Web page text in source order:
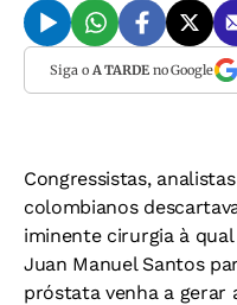
Siga o A TARDEno Google
Congressistas,
colombianos
iminente cirurgia à
Juan Manuel Santos
próstata venha a gerar